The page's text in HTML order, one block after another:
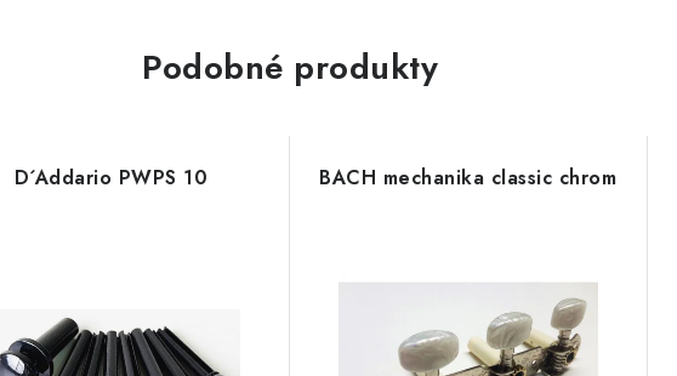
Podobné produkty
D´Addario PWPS 10 BACH mechanika classic chrom